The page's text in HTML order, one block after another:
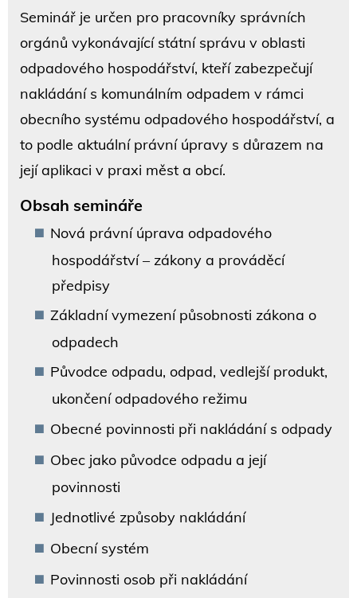
Seminář je určen pro pracovníky správních
orgánů vykonávající státní správu v oblasti
odpadového hospodářství, kteří zabezpečují
nakládání s komunálním odpadem v rámci
obecního systému odpadového hospodářství, a
to podle aktuální právní úpravy s důrazem na
její aplikaci v praxi měst a obcí.
Obsah semináře
Nová právní úprava odpadového
hospodářství – zákony a prováděcí
předpisy
Základní vymezení působnosti zákona o
odpadech
Původce odpadu, odpad, vedlejší produkt,
ukončení odpadového režimu
Obecné povinnosti při nakládání s odpady
Obec jako původce odpadu a její
povinnosti
Jednotlivé způsoby nakládání
Obecní systém
Povinnosti osob při nakládání